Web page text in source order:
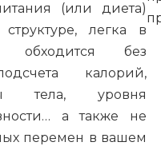
(или диета)
легка в
без
калорий,
тела, уровня
а также не
перемен в вашем